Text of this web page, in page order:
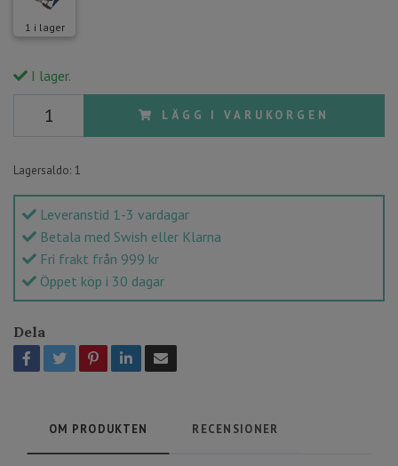
1 i lager
I lager.
LÄGG I VARUKORGEN
Lagersaldo: 1
Leveranstid 1-3 vardagar
Betala med Swish eller Klarna
Fri frakt från 999 kr
Öppet köp i 30 dagar
Dela
OM PRODUKTEN RECENSIONER